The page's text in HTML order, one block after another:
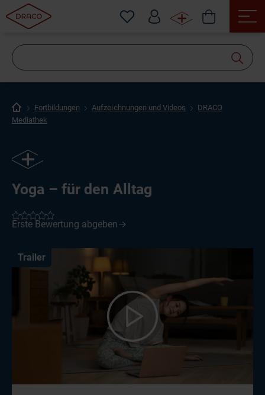
Fortbildungen Aufzeichnungen und Videos
DRACO
Mediathek
Yoga – für den Alltag
Trailer
suchen